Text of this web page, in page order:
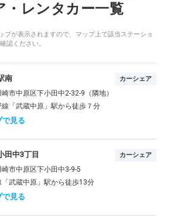
・レンタカー一覧
プが表示されますので、マップ上で該当ステーショ
認ください。
南 カーシェア
市中原区下小田中2-32-9（隣地）
線「武蔵中原」駅から徒歩７分
で見る
田中3丁目 カーシェア
市中原区下小田中3-9-5
「武蔵中原」駅から徒歩13分
で見る
集
アプリの使い方